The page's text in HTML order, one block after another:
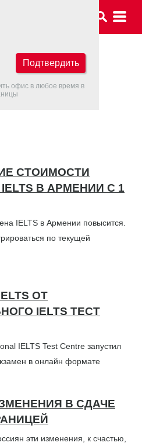
СТОИМОСТИ
В АРМЕНИИ С 1
IELTS в Армении повысится.
по текущей
ОТ
IELTS ТЕСТ
IELTS Test Centre запустил
в онлайн формате
В СДАЧЕ
эти изменения, к счастью,
Подтвердить
офис в любое время в